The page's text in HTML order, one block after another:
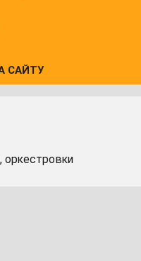
САЙТУ
оркестровки